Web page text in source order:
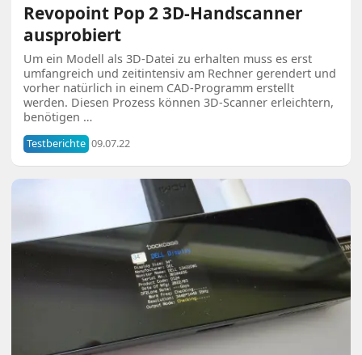
Revopoint Pop 2 3D-Handscanner
ausprobiert
Um ein Modell als 3D-Datei zu erhalten muss es erst
umfangreich und zeitintensiv am Rechner gerendert und
vorher natürlich in einem CAD-Programm erstellt
werden. Diesen Prozess können 3D-Scanner erleichtern,
benötigen …
Testberichte 09.07.22